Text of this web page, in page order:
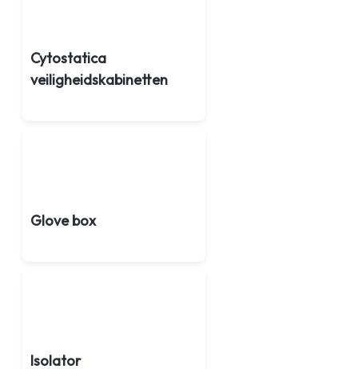
Cytostatica
veiligheidskabinetten
Glove box
Isolator